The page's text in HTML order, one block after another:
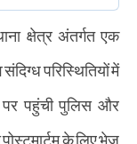
क्षेत्र अंतर्गत एक
परिस्थितियों में
पहुंची पुलिस और